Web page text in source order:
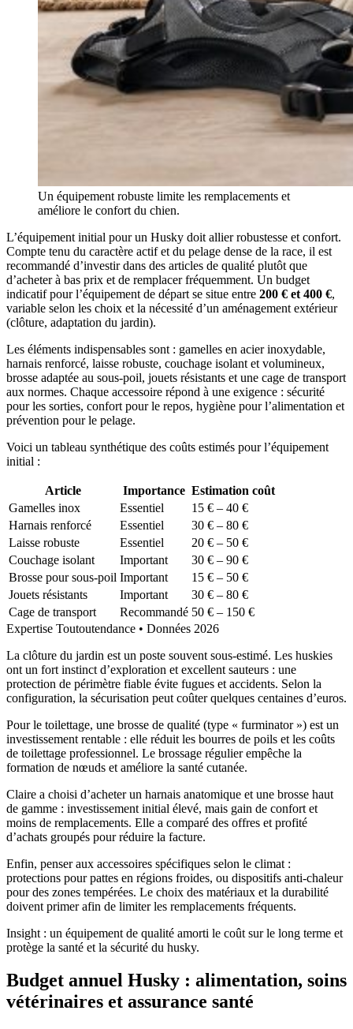
Un équipement robuste limite les remplacements et
améliore le confort du chien.
L’équipement initial pour un Husky doit allier robustesse et confort.
Compte tenu du caractère actif et du pelage dense de la race, il est
recommandé d’investir dans des articles de qualité plutôt que
d’acheter à bas prix et de remplacer fréquemment. Un budget
indicatif pour l’équipement de départ se situe entre 200 € et 400 €,
variable selon les choix et la nécessité d’un aménagement extérieur
(clôture, adaptation du jardin).
Les éléments indispensables sont : gamelles en acier inoxydable,
harnais renforcé, laisse robuste, couchage isolant et volumineux,
brosse adaptée au sous-poil, jouets résistants et une cage de transport
aux normes. Chaque accessoire répond à une exigence : sécurité
pour les sorties, confort pour le repos, hygiène pour l’alimentation et
prévention pour le pelage.
Voici un tableau synthétique des coûts estimés pour l’équipement
initial :
Article Importance Estimation coût
Gamelles inox
Essentiel
15 € – 40 €
Harnais renforcé
Essentiel
30 € – 80 €
Laisse robuste
Essentiel
20 € – 50 €
Couchage isolant
Important
30 € – 90 €
Brosse pour sous-poil Important
15 € – 50 €
Jouets résistants
Important
30 € – 80 €
Cage de transport
Recommandé 50 € – 150 €
Expertise Toutoutendance • Données 2026
La clôture du jardin est un poste souvent sous-estimé. Les huskies
ont un fort instinct d’exploration et excellent sauteurs : une
protection de périmètre fiable évite fugues et accidents. Selon la
configuration, la sécurisation peut coûter quelques centaines d’euros.
Pour le toilettage, une brosse de qualité (type « furminator ») est un
investissement rentable : elle réduit les bourres de poils et les coûts
de toilettage professionnel. Le brossage régulier empêche la
formation de nœuds et améliore la santé cutanée.
Claire a choisi d’acheter un harnais anatomique et une brosse haut
de gamme : investissement initial élevé, mais gain de confort et
moins de remplacements. Elle a comparé des offres et profité
d’achats groupés pour réduire la facture.
Enfin, penser aux accessoires spécifiques selon le climat :
protections pour pattes en régions froides, ou dispositifs anti-chaleur
pour des zones tempérées. Le choix des matériaux et la durabilité
doivent primer afin de limiter les remplacements fréquents.
Insight : un équipement de qualité amorti le coût sur le long terme et
protège la santé et la sécurité du husky.
Budget annuel Husky : alimentation, soins
vétérinaires et assurance santé